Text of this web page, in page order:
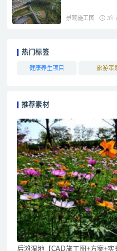
景观施工图 3年
热门标签
健康养生项目 旅游策
推荐素材
后滩湿地【CAD施工图+方案+实